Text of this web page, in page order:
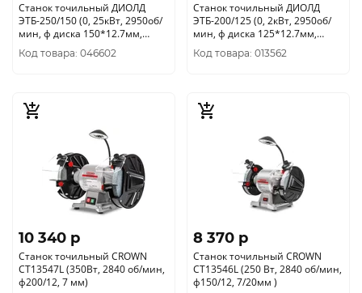
Станок точильный ДИОЛД
ЭТБ-250/150 (0, 25кВт, 2950об/
мин, ф диска 150*12.7мм,
толщ круга16мм) 20041031
Код товара: 046602
Станок точильный ДИОЛД
ЭТБ-200/125 (0, 2кВт, 2950об/
мин, ф диска 125*12.7мм,
толщ круга 16мм) 20041021
Код товара: 013562
10 340 p
Станок точильный CROWN
CT13547L (350Вт, 2840 об/мин,
ф200/12, 7 мм)
8 370 p
Станок точильный CROWN
CT13546L (250 Вт, 2840 об/мин,
ф150/12, 7/20мм )